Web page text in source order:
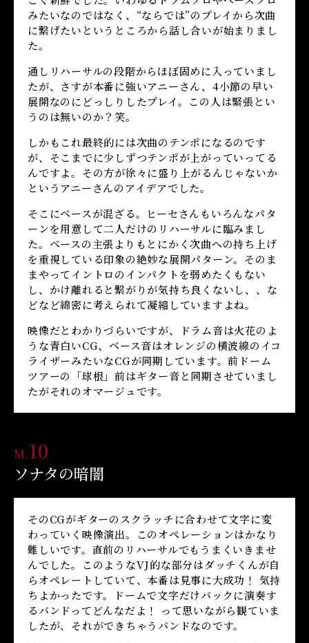
みたいなのではなく、“ならでは”のプレイから次曲
に繋げたいというところから話し合いが始まりまし
た。
通しリハーサルの段階からほぼ固めに入っていまし
たが、さすが本番に強いアニーさん、4小節の早い
展開なのにどっしりしたプレイ。この人は緊張とい
うのは無いのか？笑。
しかもこれ最終的には次曲のテンポになるのです
が、そこまでに少しずつテンポが上がっていってる
んですよ。その方が徐々に盛り上がるんじゃないか
というアニーさんのアイデアでした。
そこにベースが混ざる。ヒーセさんもいろんなパタ
ーンを用意して二人だけのリハーサルに臨みまし
た。ベースの主張よりもとにかく次曲への持ち上げ
を重視している印象の絶妙な展開パターン。そのま
まやってイントロのインパクトを弱めたくもない
し、かけ離れると繋がりが気持ち良くないし、、な
どなど綿密に考えられて凝縮していますよね。
映像だとわかりづらいですが、ドラム音は火花のよ
うな青白いCG、ベース音はオレンジの横波線のイコ
ライザーみたいなCGが同期しています。前ドーム
ツアーの「球根」前はギター音と同期させていまし
たがそれのオマージュです。
M.10
ソナタの暗闇
そのCGがギターのスクラッチに合わせて文字に変
わっていく映像演出。このオペレーションはかなり
難しいです。直前のリハーサルでもうまくいきませ
んでした。このようなVJ的な部分はダッチくんが自
らオペレートしていて、本番は見事に大成功！ 気持
ちよかったです。ドームで文字だけバックに演奏す
るバンドってどんなだよ！ って思いながら観ていま
したが、それができちゃうバンドなのです。